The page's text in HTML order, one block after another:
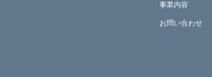
事業内容
お問い合わせ